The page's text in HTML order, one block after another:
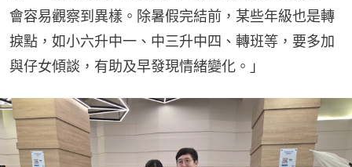
會容易觀察到異樣。除暑假完結前，某些年級也是轉
捩點，如小六升中一、中三升中四、轉班等，要多加
與仔女傾談，有助及早發現情緒變化。」